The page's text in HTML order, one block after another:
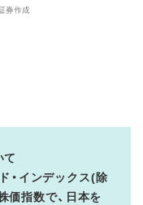
・インデックス(除
価指数で、日本を